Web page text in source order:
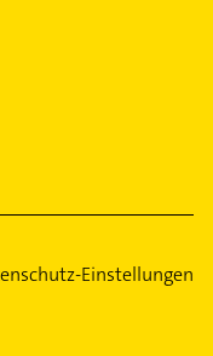
Einstellungen